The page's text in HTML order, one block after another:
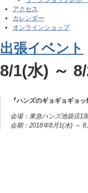
アクセス
カレンダー
オンラインショップ
出張イベント
8/1(水) ～
『ハンズのギョギョギョッ
会場：東急ハンズ池袋店1
会期：2018年8月1(水) ～ 8